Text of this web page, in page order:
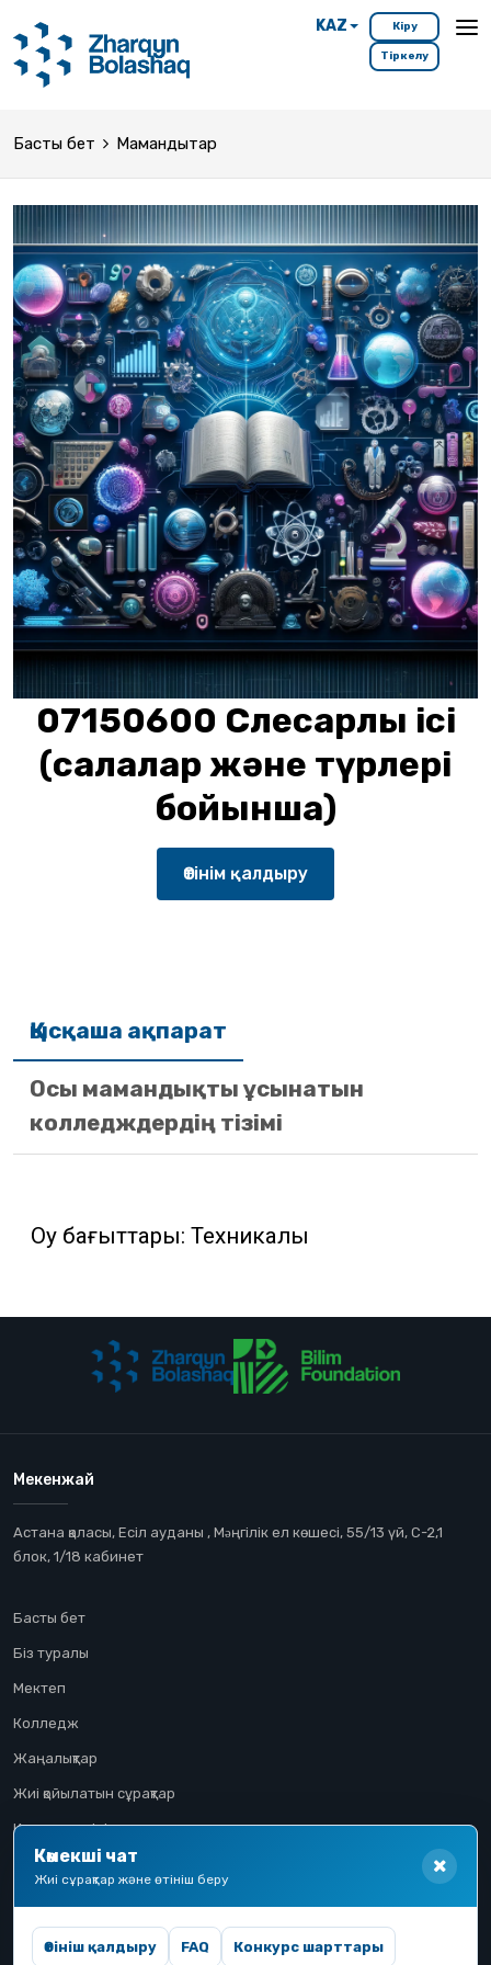
KAZ Кіру
Тіркелу
Басты бет Мамандықтар
07150600 Слесарлық ісі
(салалар және түрлері
бойынша)
Өтінім қалдыру
Қысқаша ақпарат
Осы мамандықты ұсынатын
колледждердің тізімі
Оқу бағыттары: Техникалық
Мекенжай
Астана қаласы, Есіл ауданы , Мəңгілік ел көшесі, 55/13 үй, С-2,1
блок, 1/18 кабинет
Басты бет
Біз туралы
Мектеп
Колледж
Жаңалықтар
Жиі қойылатын сұрақтар
Конкурстық іріктеу
Үміткер жолы
Көмекші чат
Жиі сұрақтар және өтініш беру
Өтініш қалдыру FAQ Конкурс шарттары